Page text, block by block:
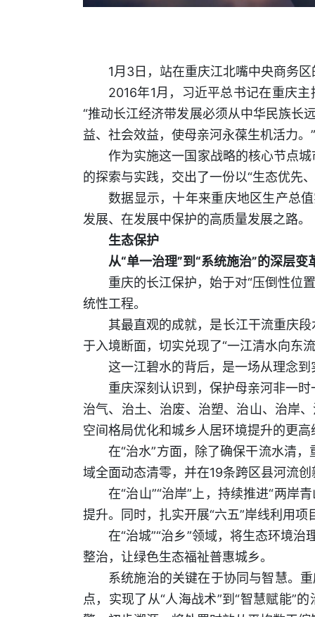
1月3日，站在重庆江北嘴中央商务
2016年1月，习近平总书记在重庆
“推动长江经济带发展必须从中华民族长
益、社会效益，使母亲河永葆生机活力。”
作为实施这一国家战略的核心节点城
的探索与实践，交出了一份以“生态优先
数据显示，十年来重庆地区生产总
发展、在发展中保护的高质量发展之路。
生态保护
从“单一治理”到“系统施治”的深层变
重庆的长江保护，始于对“压倒性位
统性工程。
其最直观的成就，是长江干流重庆
于入境断面，切实兑现了“一江清水向东
这一江碧水的背后，是一场从理念
重庆深刻认识到，保护母亲河非一
治气、治土、治废、治塑、治山、治岸
空间格局优化和城乡人居环境提升的更
在“治水”方面，除了确保干流水清
域全面动态清零，并在19条跨区县河流
在“治山”“治岸”上，持续推进“两岸
提升。同时，扎实开展“六五”岸线利用
在“治城”“治乡”领域，将生态环境
整治，让绿色生态福祉普惠城乡。
系统施治的关键在于协同与智慧。
点，实现了从“人海战术”到“智慧赋能”